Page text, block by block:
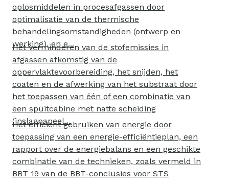
oplosmiddelen in procesafgassen door
optimalisatie van de thermische
behandelingsomstandigheden (ontwerp en
werking), en e...
Het verminderen van de stofemissies in
afgassen afkomstig van de
oppervlaktevoorbereiding, het snijden, het
coaten en de afwerking van het substraat door
het toepassen van één of een combinatie van
een spuitcabine met natte scheiding
(inslagpaneel...
Het efficiënt gebruiken van energie door
toepassing van een energie-efficiëntieplan, een
rapport over de energiebalans en een geschikte
combinatie van de technieken, zoals vermeld in
BBT 19 van de BBT-conclusies voor STS